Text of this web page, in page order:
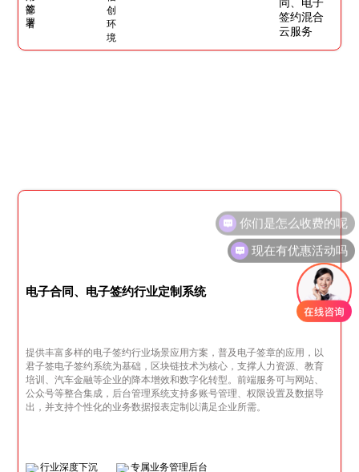
电子合同、电子签约行业定制系统
提供丰富多样的电子签约行业场景应用方案，普及电子签章的应用，以
君子签电子签约系统为基础，区块链技术为核心，支撑人力资源、教育
培训、汽车金融等企业的降本增效和数字化转型。前端服务可与网站、
公众号等整合集成，后台管理系统支持多账号管理、权限设置及数据导
出，并支持个性化的业务数据报表定制以满足企业所需。
行业深度下沉 专属业务管理后台
现在有优惠活动吗